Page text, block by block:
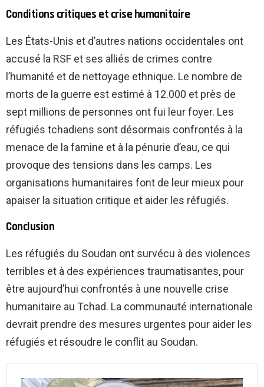
Conditions critiques et crise humanitaire
Les États-Unis et d’autres nations occidentales ont
accusé la RSF et ses alliés de crimes contre
l’humanité et de nettoyage ethnique. Le nombre de
morts de la guerre est estimé à 12.000 et près de
sept millions de personnes ont fui leur foyer. Les
réfugiés tchadiens sont désormais confrontés à la
menace de la famine et à la pénurie d’eau, ce qui
provoque des tensions dans les camps. Les
organisations humanitaires font de leur mieux pour
apaiser la situation critique et aider les réfugiés.
Conclusion
Les réfugiés du Soudan ont survécu à des violences
terribles et à des expériences traumatisantes, pour
être aujourd’hui confrontés à une nouvelle crise
humanitaire au Tchad. La communauté internationale
devrait prendre des mesures urgentes pour aider les
réfugiés et résoudre le conflit au Soudan.